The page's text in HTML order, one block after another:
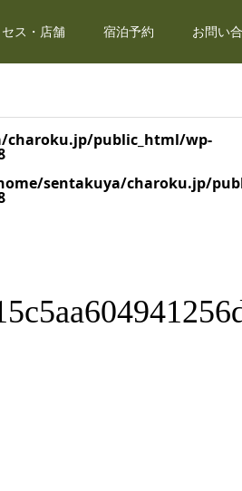
ス・店舗 宿泊予約 お問い
charoku.jp/public_html/wp-
sentakuya/charoku.jp/